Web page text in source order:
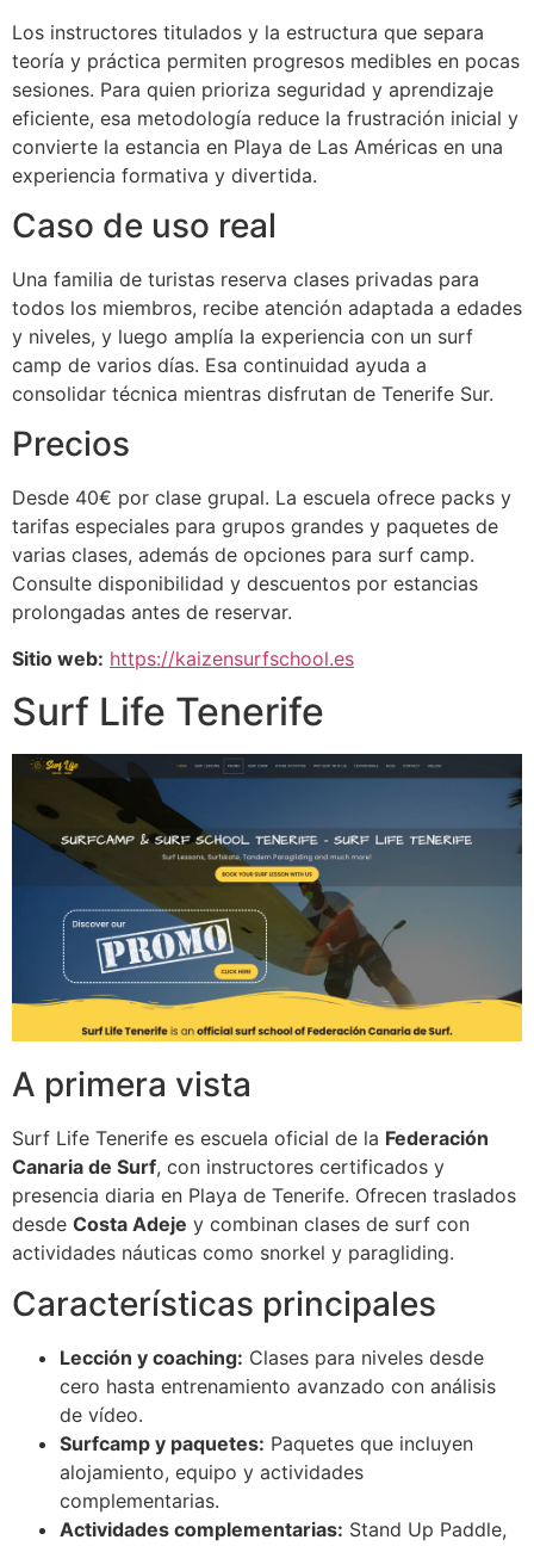
Los instructores titulados y la estructura que separa
teoría y práctica permiten progresos medibles en pocas
sesiones. Para quien prioriza seguridad y aprendizaje
eficiente, esa metodología reduce la frustración inicial y
convierte la estancia en Playa de Las Américas en una
experiencia formativa y divertida.
Caso de uso real
Una familia de turistas reserva clases privadas para
todos los miembros, recibe atención adaptada a edades
y niveles, y luego amplía la experiencia con un surf
camp de varios días. Esa continuidad ayuda a
consolidar técnica mientras disfrutan de Tenerife Sur.
Precios
Desde 40€ por clase grupal. La escuela ofrece packs y
tarifas especiales para grupos grandes y paquetes de
varias clases, además de opciones para surf camp.
Consulte disponibilidad y descuentos por estancias
prolongadas antes de reservar.
Sitio web: https://kaizensurfschool.es
Surf Life Tenerife
A primera vista
Surf Life Tenerife es escuela oficial de la Federación
Canaria de Surf, con instructores certificados y
presencia diaria en Playa de Tenerife. Ofrecen traslados
desde Costa Adeje y combinan clases de surf con
actividades náuticas como snorkel y paragliding.
Características principales
Lección y coaching: Clases para niveles desde
cero hasta entrenamiento avanzado con análisis
de vídeo.
Surfcamp y paquetes: Paquetes que incluyen
alojamiento, equipo y actividades
complementarias.
Actividades complementarias: Stand Up Paddle,